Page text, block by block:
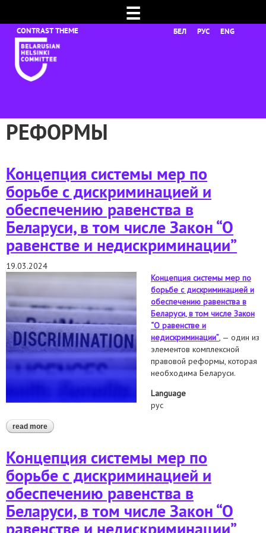
☰
БЕЛ РУС ENG
РЕФОРМЫ
Концепция системы мер по
борьбе с дискриминацией и
обеспечению равенства в
Беларуси, в том числе Закон “О
равенстве и недискриминации”
19.03.2024
Концепция системы мер по
борьбе с дискриминацией и
обеспечению равенства в
Беларуси, в том числе Закон
“О равенстве и
недискриминации”, — один из
элементов комплексной
правовой реформы, которая
необходима Беларуси.
Language
рус
read more about концепция системы мер по борьбе с дискриминацией и
обеспечению равенства в беларуси, в том числе закон “о
Концепция системы мер по
борьбе с дискриминацией и
обеспечению равенства в
Беларуси, в том числе Закон “О
равенстве и недискриминации”